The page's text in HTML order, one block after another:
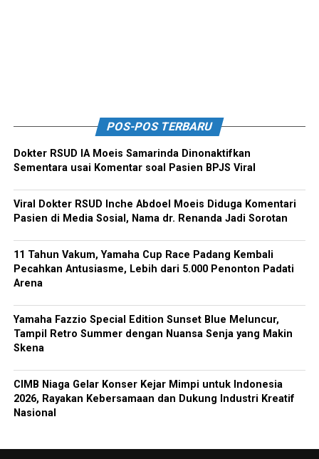
POS-POS TERBARU
Dokter RSUD IA Moeis Samarinda Dinonaktifkan
Sementara usai Komentar soal Pasien BPJS Viral
Viral Dokter RSUD Inche Abdoel Moeis Diduga Komentari
Pasien di Media Sosial, Nama dr. Renanda Jadi Sorotan
11 Tahun Vakum, Yamaha Cup Race Padang Kembali
Pecahkan Antusiasme, Lebih dari 5.000 Penonton Padati
Arena
Yamaha Fazzio Special Edition Sunset Blue Meluncur,
Tampil Retro Summer dengan Nuansa Senja yang Makin
Skena
CIMB Niaga Gelar Konser Kejar Mimpi untuk Indonesia
2026, Rayakan Kebersamaan dan Dukung Industri Kreatif
Nasional